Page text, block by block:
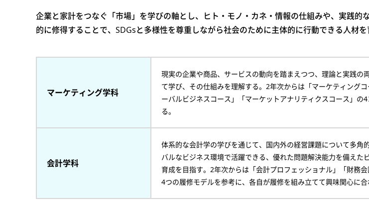
企業と家計をつなぐ「市場」を学びの軸とし、ヒト・モノ・カネ・情報の仕組みや、実践的
的に修得することで、SDGsと多様性を尊重しながら社会のために主体的に行動できる人材を
マーケティング学科
現実の企業や商品、サービスの動向を踏まえつつ、理論と実践の
て学び、その仕組みを理解する。2年次からは「マーケティング
ーバルビジネスコース」「マーケットアナリティクスコース」の
る。
会計学科
体系的な会計学の学びを通じて、国内外の経営課題について多角
バルなビジネス環境で活躍できる、優れた問題解決能力を備えた
育成を目指す。2年次からは「会計プロフェッショナル」「財務
4つの履修モデルを参考に、各自が履修を組み立てて興味関心に合